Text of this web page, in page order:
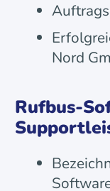
Nord
Rufbus-